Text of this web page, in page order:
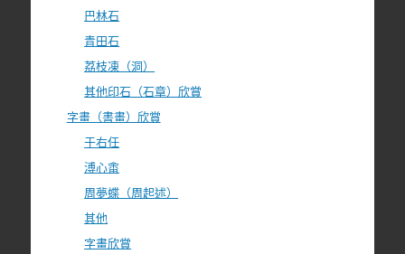
巴林石
青田石
荔枝凍（洞）
其他印石（石章）欣賞
字畫（書畫）欣賞
于右任
溥心畬
周夢蝶（周起述）
其他
字畫欣賞